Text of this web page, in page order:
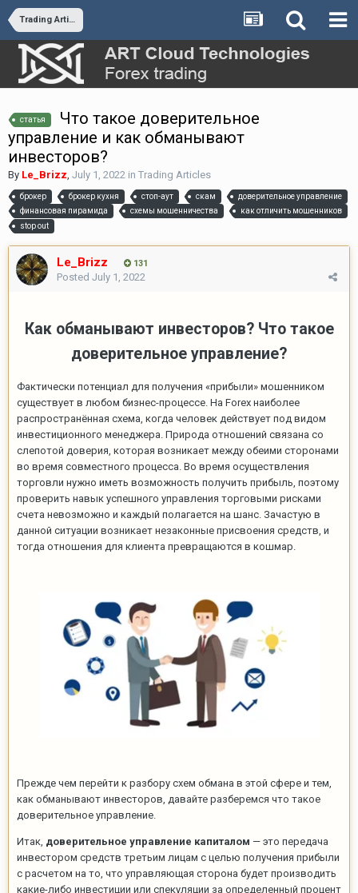
Trading Articles
статья
Что такое доверительное
управление и как обманывают
инвесторов?
By Le_Brizz, July 1, 2022 in Trading Articles
брокер брокер кухня стоп-аут скам
доверительное управление
финансовая пирамида
схемы мошенничества
как отличить мошенников
stop out
Le_Brizz 131
Posted July 1, 2022
Как обманывают инвесторов? Что такое
доверительное управление?
Фактически потенциал для получения «прибыли» мошенником
существует в любом бизнес-процессе. На Forex наиболее
распространённая схема, когда человек действует под видом
инвестиционного менеджера. Природа отношений связана со
слепотой доверия, которая возникает между обеими сторонами
во время совместного процесса. Во время осуществления
торговли нужно иметь возможность получить прибыль, поэтому
проверить навык успешного управления торговыми рисками
счета невозможно и каждый полагается на шанс. Зачастую в
данной ситуации возникает незаконные присвоения средств, и
тогда отношения для клиента превращаются в кошмар.
Прежде чем перейти к разбору схем обмана в этой сфере и тем,
как обманывают инвесторов, давайте разберемся что такое
доверительное управление.
Итак, доверительное управление капиталом — это передача
инвестором средств третьим лицам с целью получения прибыли
с расчетом на то, что управляющая сторона будет производить
какие-либо инвестиции или спекуляции за определенный процент